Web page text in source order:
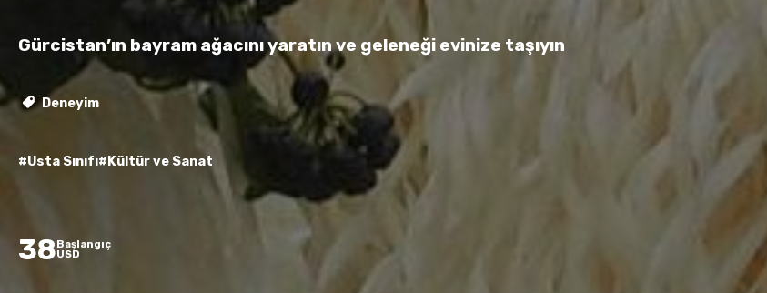
Gürcistan’ın bayram ağacını yaratın ve geleneği evinize taşıyın
Deneyim
#Usta Sınıfı#Kültür ve Sanat
38Başlangıç
USD